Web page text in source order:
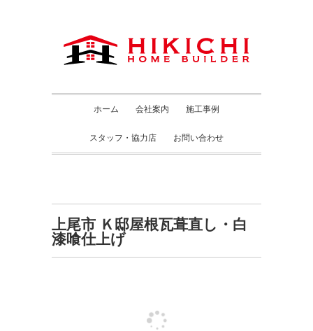
ホーム 会社案内 施工事例
スタッフ・協力店 お問い合わせ
上尾市 Ｋ邸屋根瓦葺直し・白
漆喰仕上げ